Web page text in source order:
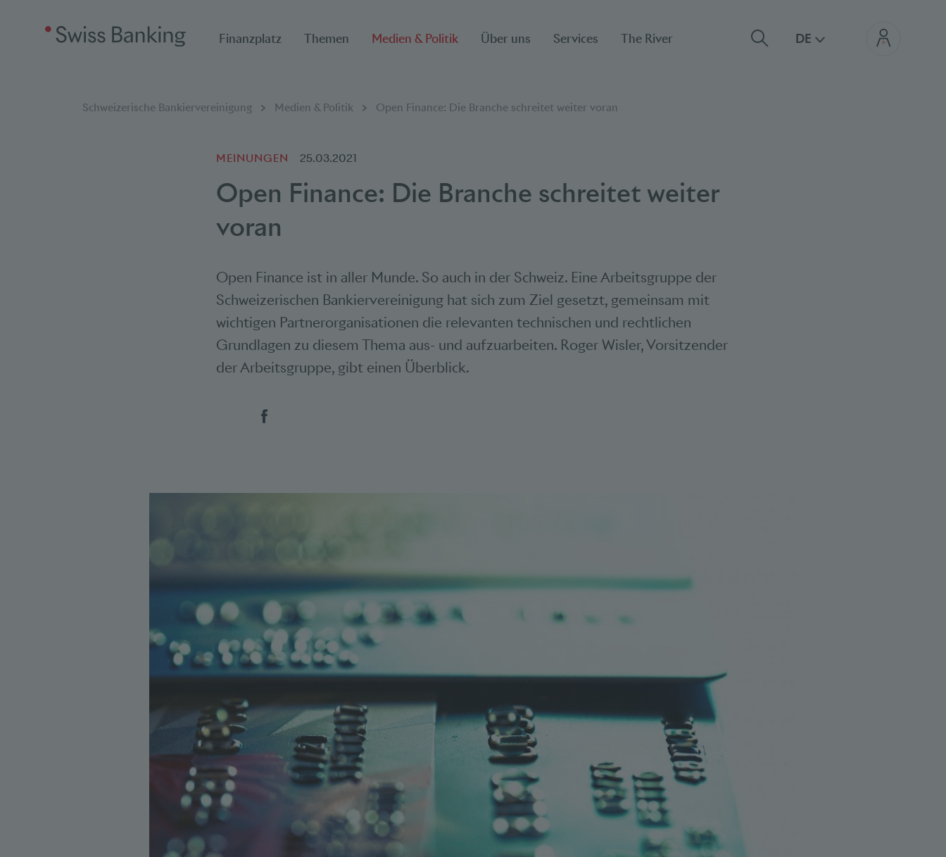
Finanzplatz Themen Medien & Politik Über uns Services The River DE
Breadcrumbnavigation
Sie befinden sich hier:
Schweizerische Bankiervereinigung Medien & Politik Open Finance: Die Branche schreitet weiter voran
MEINUNGEN 25.03.2021
Open Finance: Die Branche schreitet weiter
voran
Open Finance ist in aller Munde. So auch in der Schweiz. Eine Arbeitsgruppe der
Schweizerischen Bankiervereinigung hat sich zum Ziel gesetzt, gemeinsam mit
wichtigen Partnerorganisationen die relevanten technischen und rechtlichen
Grundlagen zu diesem Thema aus- und aufzuarbeiten. Roger Wisler, Vorsitzender
der Arbeitsgruppe, gibt einen Überblick.
Social Bookmarks